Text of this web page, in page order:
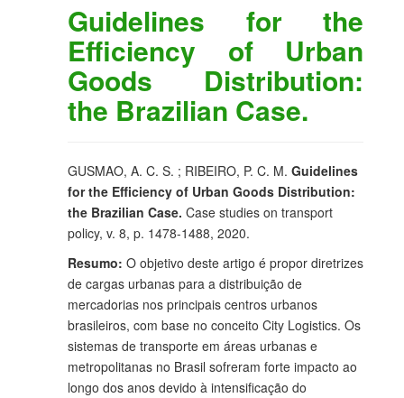
Guidelines for the
Efficiency of Urban
Goods Distribution:
the Brazilian Case.
GUSMAO, A. C. S. ; RIBEIRO, P. C. M. Guidelines
for the Efficiency of Urban Goods Distribution:
the Brazilian Case. Case studies on transport
policy, v. 8, p. 1478-1488, 2020.
Resumo: O objetivo deste artigo é propor diretrizes
de cargas urbanas para a distribuição de
mercadorias nos principais centros urbanos
brasileiros, com base no conceito City Logistics. Os
sistemas de transporte em áreas urbanas e
metropolitanas no Brasil sofreram forte impacto ao
longo dos anos devido à intensificação do